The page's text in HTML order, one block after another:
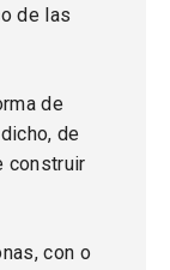
de las
de
de
construir
con o